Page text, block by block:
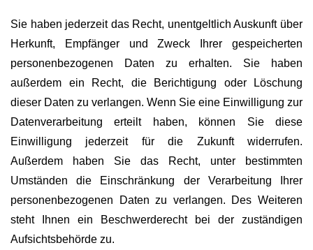
Sie haben jederzeit das Recht, unentgeltlich Auskunft über
Herkunft, Empfänger und Zweck Ihrer gespeicherten
personenbezogenen Daten zu erhalten. Sie haben
außerdem ein Recht, die Berichtigung oder Löschung
dieser Daten zu verlangen. Wenn Sie eine Einwilligung zur
Datenverarbeitung erteilt haben, können Sie diese
Einwilligung jederzeit für die Zukunft widerrufen.
Außerdem haben Sie das Recht, unter bestimmten
Umständen die Einschränkung der Verarbeitung Ihrer
personenbezogenen Daten zu verlangen. Des Weiteren
steht Ihnen ein Beschwerderecht bei der zuständigen
Aufsichtsbehörde zu.